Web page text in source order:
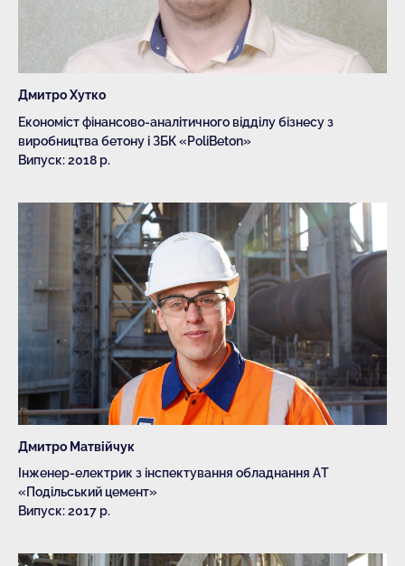
Дмитро Хутко
Економіст фінансово-аналітичного відділу бізнесу з
виробництва бетону і ЗБК «PoliBeton»
Випуск: 2018 р.
Дмитро Матвійчук
Інженер-електрик з інспектування обладнання АТ
«Подільський цемент»
Випуск: 2017 р.